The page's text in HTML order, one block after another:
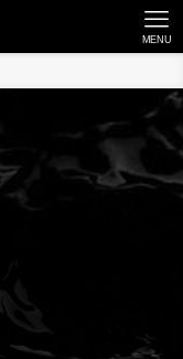
MENU